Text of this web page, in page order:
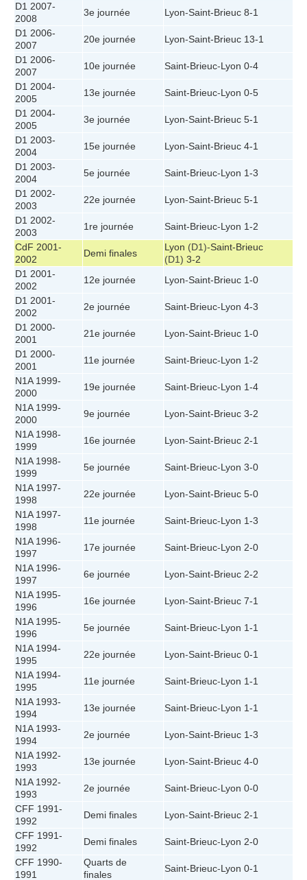
D1 2007-
2008
3e journée Lyon-Saint-Brieuc 8-1
D1 2006-
2007
20e journée Lyon-Saint-Brieuc 13-1
D1 2006-
2007
10e journée Saint-Brieuc-Lyon 0-4
D1 2004-
2005
13e journée Saint-Brieuc-Lyon 0-5
D1 2004-
2005
3e journée Lyon-Saint-Brieuc 5-1
D1 2003-
2004
15e journée Lyon-Saint-Brieuc 4-1
D1 2003-
2004
5e journée Saint-Brieuc-Lyon 1-3
D1 2002-
2003
22e journée Lyon-Saint-Brieuc 5-1
D1 2002-
2003
1re journée Saint-Brieuc-Lyon 1-2
CdF 2001-
2002
Demi finales
Lyon (D1)-Saint-Brieuc
(D1) 3-2
D1 2001-
2002
12e journée Lyon-Saint-Brieuc 1-0
D1 2001-
2002
2e journée Saint-Brieuc-Lyon 4-3
D1 2000-
2001
21e journée Lyon-Saint-Brieuc 1-0
D1 2000-
2001
11e journée Saint-Brieuc-Lyon 1-2
N1A 1999-
2000
19e journée Saint-Brieuc-Lyon 1-4
N1A 1999-
2000
9e journée Lyon-Saint-Brieuc 3-2
N1A 1998-
1999
16e journée Lyon-Saint-Brieuc 2-1
N1A 1998-
1999
5e journée Saint-Brieuc-Lyon 3-0
N1A 1997-
1998
22e journée Lyon-Saint-Brieuc 5-0
N1A 1997-
1998
11e journée Saint-Brieuc-Lyon 1-3
N1A 1996-
1997
17e journée Saint-Brieuc-Lyon 2-0
N1A 1996-
1997
6e journée Lyon-Saint-Brieuc 2-2
N1A 1995-
1996
16e journée Lyon-Saint-Brieuc 7-1
N1A 1995-
1996
5e journée Saint-Brieuc-Lyon 1-1
N1A 1994-
1995
22e journée Lyon-Saint-Brieuc 0-1
N1A 1994-
1995
11e journée Saint-Brieuc-Lyon 1-1
N1A 1993-
1994
13e journée Saint-Brieuc-Lyon 1-1
N1A 1993-
1994
2e journée Lyon-Saint-Brieuc 1-3
N1A 1992-
1993
13e journée Lyon-Saint-Brieuc 4-0
N1A 1992-
1993
2e journée Saint-Brieuc-Lyon 0-0
CFF 1991-
1992
Demi finales Lyon-Saint-Brieuc 2-1
CFF 1991-
1992
Demi finales Saint-Brieuc-Lyon 2-0
CFF 1990-
1991
Quarts de
finales
Saint-Brieuc-Lyon 0-1